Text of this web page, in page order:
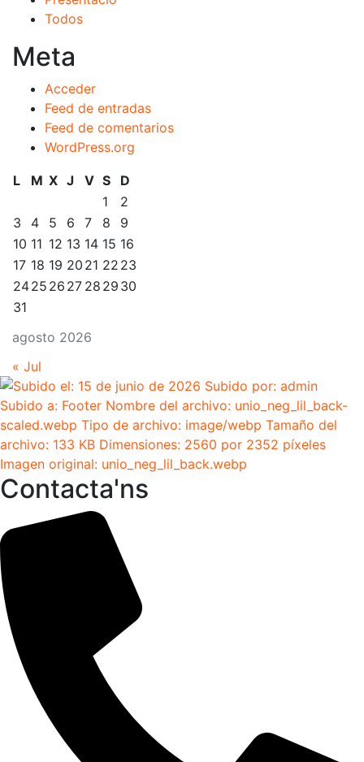
Todos
Meta
Acceder
Feed de entradas
Feed de comentarios
WordPress.org
agosto 2026
L M X J V S
D
1
2
3
4 5 6 7 8
9
10 11 12 13 14 15 16
17 18 19 20 21 22 23
2425 26 27 28 29 30
31
« Jul
Contacta'ns